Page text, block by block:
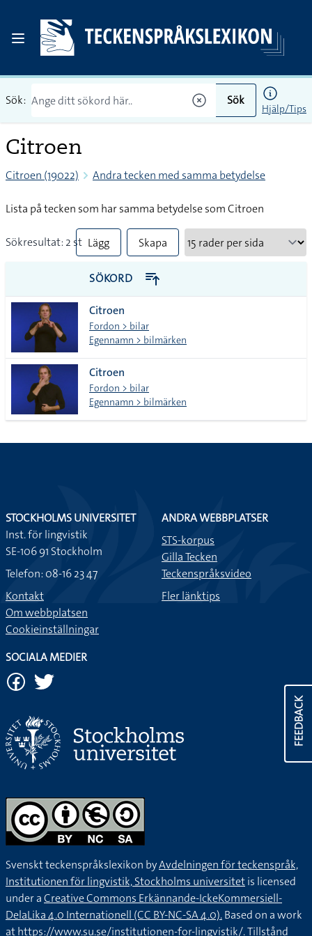
Sök: Sök
Hjälp/Tips
Citroen
Citroen (19022) Andra tecken med samma betydelse
Lista på tecken som har samma betydelse som Citroen
Sökresultat: 2 st Lägg
till
alla i
lista
Skapa
PDF
SÖKORD
Citroen
Fordon > bilar
Egennamn > bilmärken
Citroen
Fordon > bilar
Egennamn > bilmärken
FEEDBACK
STOCKHOLMS UNIVERSITET
Inst. för lingvistik
SE-106 91 Stockholm
Telefon: 08-16 23 47
Kontakt
Om webbplatsen
Cookieinställningar
ANDRA WEBBPLATSER
STS-korpus
Gilla Tecken
Teckenspråksvideo
Fler länktips
SOCIALA MEDIER
Svenskt teckenspråkslexikon byAvdelningen för teckenspråk,
Institutionen för lingvistik, Stockholms universitetis licensed
under aCreative Commons Erkännande-IckeKommersiell-
DelaLika 4.0 Internationell (CC BY-NC-SA 4.0).Based on a work
athttps://www.su.se/institutionen-for-lingvistik/. Tillstånd